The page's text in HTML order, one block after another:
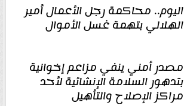
اليوم.. محاكمة رجل الأعمال أمير
الهلالي بتهمة غسل الأموال
مصدر أمني ينفي مزاعم إخوانية
بتدهور السلامة الإنشائية لأحد
مراكز الإصلاح والتأهيل